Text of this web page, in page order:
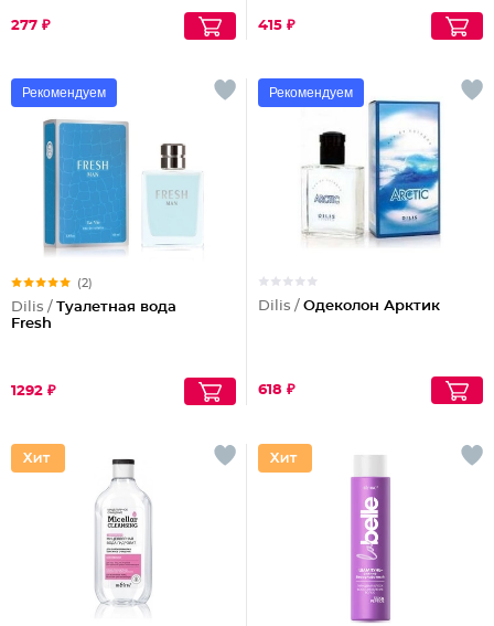
277 ₽ 415 ₽
Рекомендуем
(2)
Dilis / Туалетная вода
Fresh
1292 ₽
Рекомендуем
Dilis / Одеколон Арктик
618 ₽